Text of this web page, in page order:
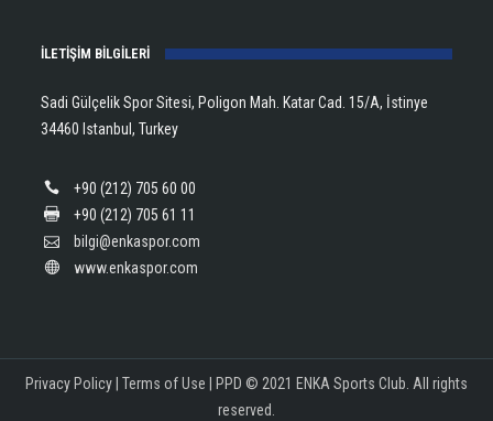
Rekoruyla
Avrupa
İLETİŞİM BİLGİLERİ
Sadi Gülçelik Spor Sitesi, Poligon Mah. Katar Cad. 15/A, İstinye
34460 Istanbul, Turkey
+90 (212) 705 60 00
+90 (212) 705 61 11
bilgi@enkaspor.com
www.enkaspor.com
Privacy Policy Terms of Use PPD © 2021 ENKA Sports Club. All rights
reserved.